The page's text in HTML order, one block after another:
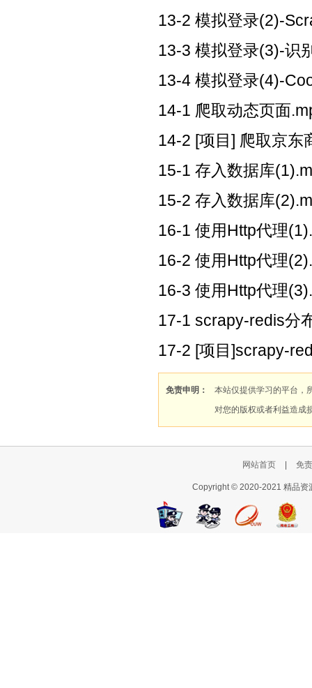
13-2 模拟登录(2)-
13-3 模拟登录(3)-识
13-4 模拟登录(4)-
14-1 爬取动态页面
14-2 [项目] 爬取京东
15-1 存入数据库
15-2 存入数据库
16-1 使用Http代理
16-2 使用Http代理
16-3 使用Http代理
17-1 scrapy-redis分
17-2 [项目]scrapy-
免责申明：
本站仅提供学习的平台，
对您的版权或者利益造成
网站首页 免
Copyright © 2020-2021 精品资